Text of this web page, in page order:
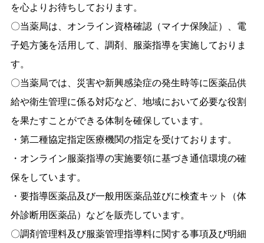
を心よりお待ちしております。
〇当薬局は、オンライン資格確認（マイナ保険証）、電
子処方箋を活用して、調剤、服薬指導を実施しておりま
す。
〇当薬局では、災害や新興感染症の発生時等に医薬品供
給や衛生管理に係る対応など、地域において必要な役割
を果たすことができる体制を確保しています。
・第二種協定指定医療機関の指定を受けております。
・オンライン服薬指導の実施要領に基づき通信環境の確
保をしています。
・要指導医薬品及び一般用医薬品並びに検査キット（体
外診断用医薬品）などを販売しています。
〇調剤管理料及び服薬管理指導料に関する事項及び明細